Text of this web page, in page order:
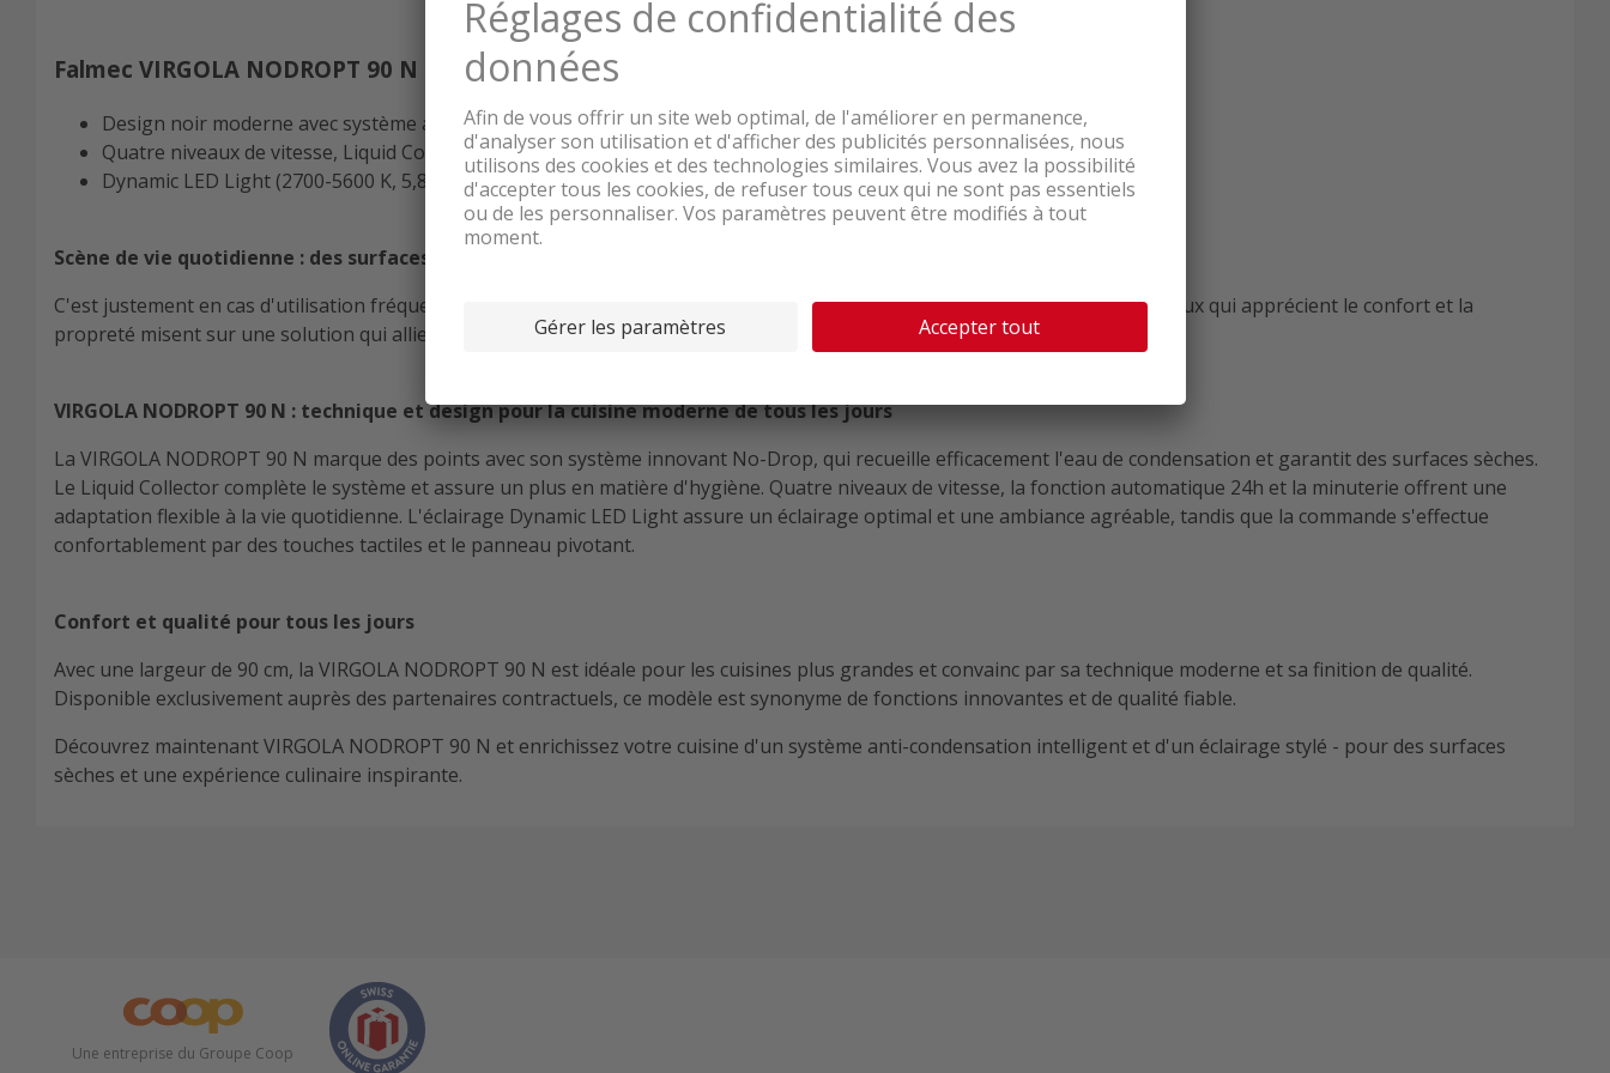
Falmec VIRGOLA NODROPT 90 N Hotte d'aspiration intégrée Noir
Design noir moderne avec système anti-condensation breveté No-Drop
Quatre niveaux de vitesse, Liquid Collector et fonction automatique 24h
Dynamic LED Light (2700-5600 K, 5,8 W) et minuterie pour une utilisation flexible
Scène de vie quotidienne : des surfaces propres et sèches - même en cas de cuisson intensive
C'est justement en cas d'utilisation fréquente que de l'humidité et de la condensation apparaissent souvent dans la cuisine. Ceux qui apprécient le confort et la
propreté misent sur une solution qui allie les deux de manière optimale.
VIRGOLA NODROPT 90 N : technique et design pour la cuisine moderne de tous les jours
La VIRGOLA NODROPT 90 N marque des points avec son système innovant No-Drop, qui recueille efficacement l'eau de condensation et garantit des surfaces sèches.
Le Liquid Collector complète le système et assure un plus en matière d'hygiène. Quatre niveaux de vitesse, la fonction automatique 24h et la minuterie offrent une
adaptation flexible à la vie quotidienne. L'éclairage Dynamic LED Light assure un éclairage optimal et une ambiance agréable, tandis que la commande s'effectue
confortablement par des touches tactiles et le panneau pivotant.
Confort et qualité pour tous les jours
Avec une largeur de 90 cm, la VIRGOLA NODROPT 90 N est idéale pour les cuisines plus grandes et convainc par sa technique moderne et sa finition de qualité.
Disponible exclusivement auprès des partenaires contractuels, ce modèle est synonyme de fonctions innovantes et de qualité fiable.
Découvrez maintenant VIRGOLA NODROPT 90 N et enrichissez votre cuisine d'un système anti-condensation intelligent et d'un éclairage stylé - pour des surfaces
sèches et une expérience culinaire inspirante.
Une entreprise du Groupe Coop